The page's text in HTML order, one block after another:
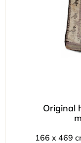
Original
166 x 469